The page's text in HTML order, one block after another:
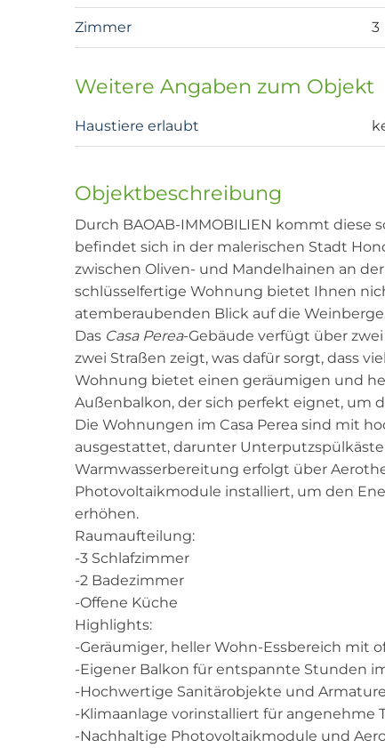
Zimmer 3
Weitere Angaben zum Objekt
Haustiere erlaubt
Objektbeschreibung
Durch BAOAB-IMMOBILIEN kommt diese
befindet sich in der malerischen Stadt
zwischen Oliven- und Mandelhainen an
schlüsselfertige Wohnung bietet Ihnen
atemberaubenden Blick auf die
Das Casa Perea-Gebäude verfügt über
zwei Straßen zeigt, was dafür sorgt, dass
Wohnung bietet einen geräumigen und
Außenbalkon, der sich perfekt eignet, um
Die Wohnungen im Casa Perea sind mit
ausgestattet, darunter
Warmwasserbereitung erfolgt über
Photovoltaikmodule installiert, um den
erhöhen.
Raumaufteilung:
-3 Schlafzimmer
-2 Badezimmer
-Offene Küche
Highlights:
-Geräumiger, heller Wohn-Essbereich mit
-Eigener Balkon für entspannte Stunden
-Hochwertige Sanitärobjekte und
-Klimaanlage vorinstalliert für angenehme
-Nachhaltige Photovoltaikmodule und